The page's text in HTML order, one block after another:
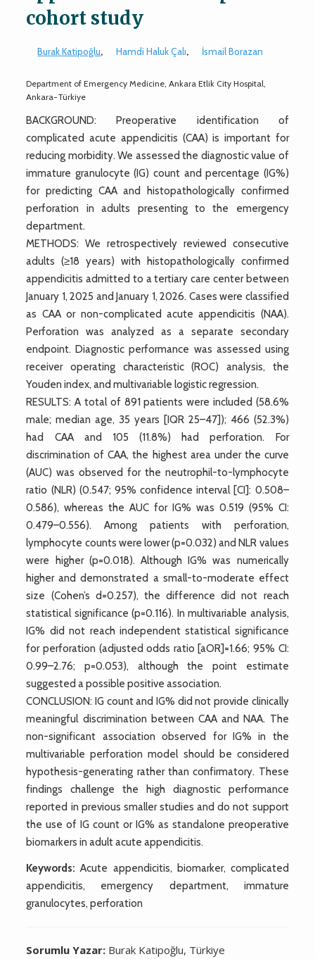
cohort study
Burak Katipoğlu, Hamdi Haluk Çalı, İsmail Borazan
Department of Emergency Medicine, Ankara Etlik City Hospital,
Ankara-Türkiye
BACKGROUND: Preoperative identification of
complicated acute appendicitis (CAA) is important for
reducing morbidity. We assessed the diagnostic value of
immature granulocyte (IG) count and percentage (IG%)
for predicting CAA and histopathologically confirmed
perforation in adults presenting to the emergency
department.
METHODS: We retrospectively reviewed consecutive
adults (≥18 years) with histopathologically confirmed
appendicitis admitted to a tertiary care center between
January 1, 2025 and January 1, 2026. Cases were classified
as CAA or non-complicated acute appendicitis (NAA).
Perforation was analyzed as a separate secondary
endpoint. Diagnostic performance was assessed using
receiver operating characteristic (ROC) analysis, the
Youden index, and multivariable logistic regression.
RESULTS: A total of 891 patients were included (58.6%
male; median age, 35 years [IQR 25–47]); 466 (52.3%)
had CAA and 105 (11.8%) had perforation. For
discrimination of CAA, the highest area under the curve
(AUC) was observed for the neutrophil-to-lymphocyte
ratio (NLR) (0.547; 95% confidence interval [CI]: 0.508–
0.586), whereas the AUC for IG% was 0.519 (95% CI:
0.479–0.556). Among patients with perforation,
lymphocyte counts were lower (p=0.032) and NLR values
were higher (p=0.018). Although IG% was numerically
higher and demonstrated a small-to-moderate effect
size (Cohen’s d=0.257), the difference did not reach
statistical significance (p=0.116). In multivariable analysis,
IG% did not reach independent statistical significance
for perforation (adjusted odds ratio [aOR]=1.66; 95% CI:
0.99–2.76; p=0.053), although the point estimate
suggested a possible positive association.
CONCLUSION: IG count and IG% did not provide clinically
meaningful discrimination between CAA and NAA. The
non-significant association observed for IG% in the
multivariable perforation model should be considered
hypothesis-generating rather than confirmatory. These
findings challenge the high diagnostic performance
reported in previous smaller studies and do not support
the use of IG count or IG% as standalone preoperative
biomarkers in adult acute appendicitis.
Keywords: Acute appendicitis, biomarker, complicated
appendicitis, emergency department, immature
granulocytes, perforation
Sorumlu Yazar: Burak Katipoğlu, Türkiye